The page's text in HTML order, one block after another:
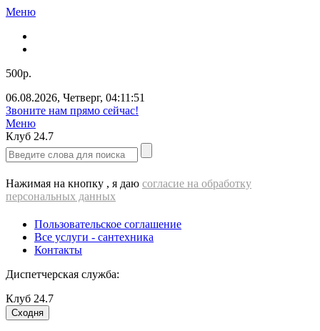
Меню
500р.
06.08.2026, Четверг, 04:11:52
ВЫЕЗД cантехника - 500 РУБЛЕЙ!!!
Меню
Клуб 24.7
Нажимая на кнопку , я даю согласие на обработку
персональных данных
Пользовательское соглашение
Все услуги - cантехника
Контакты
Диспетчерская служба:
Клуб 24.7
Сходня